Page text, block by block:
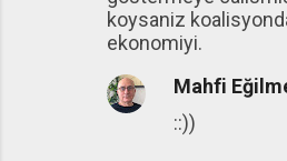
koysaniz
ekonomiyi.
Mahfi
::))